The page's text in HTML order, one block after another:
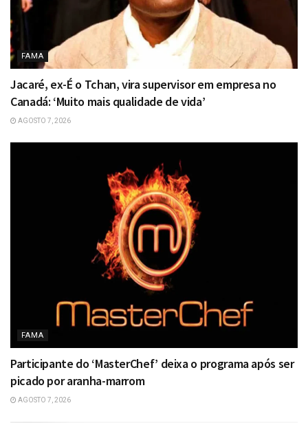
FAMA
Jacaré, ex-É o Tchan, vira supervisor em empresa no
Canadá: ‘Muito mais qualidade de vida’
AGOSTO 7, 2026
FAMA
Participante do ‘MasterChef’ deixa o programa após ser
picado por aranha-marrom
AGOSTO 7, 2026